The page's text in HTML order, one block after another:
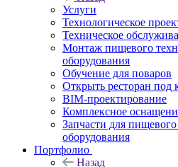
Услуги
Технологическое
Техническое
Монтаж пищевого
оборудования
Обучение для поваров
Открыть ресторан под
BIM-проектирование
Комплексное
Запчасти для
оборудования
Портфолио
Назад